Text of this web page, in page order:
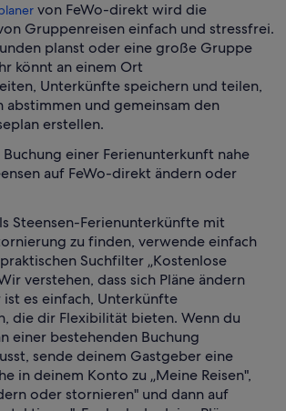
von FeWo-direkt wird die
Gruppenreisen einfach und stressfrei.
planst oder eine große Gruppe
könnt an einem Ort
Unterkünfte speichern und teilen,
abstimmen und gemeinsam den
erstellen.
Buchung einer Ferienunterkunft nahe
auf FeWo-direkt ändern oder
Steensen-Ferienunterkünfte mit
zu finden, verwende einfach
Suchfilter „Kostenlose
verstehen, dass sich Pläne ändern
ist es einfach, Unterkünfte
die dir Flexibilität bieten. Wenn du
einer bestehenden Buchung
sende deinem Gastgeber eine
in deinem Konto zu „Meine Reisen",
oder stornieren" und dann auf